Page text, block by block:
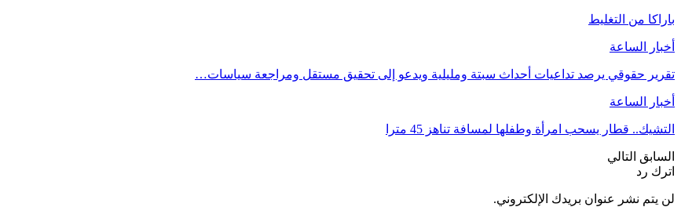
باراكا من التغليط
أخبار الساعة
تقرير حقوقي يرصد تداعيات أحداث سبتة ومليلية ويدعو إلى تحقيق مستقل ومراجعة سياسات…
أخبار الساعة
التشيك.. قطار يسحب امرأة وطفلها لمسافة تناهز 45 مترا
السابق التالي
اترك رد
لن يتم نشر عنوان بريدك الإلكتروني.